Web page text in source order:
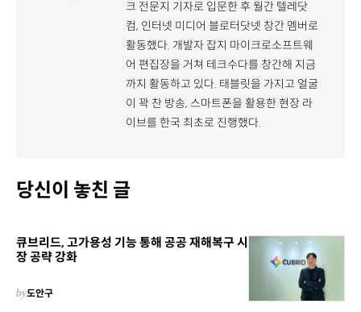
크 전문지 기자로 입문한 후 월간 텔레닷
컴, 인터넷 미디어 블로터닷넷 창간 멤버로
활동했다. 개발자 잡지 마이크로소프트웨
어 편집장을 거쳐 테크수다를 창간해 지금
까지 활동하고 있다. 태블릿을 가지고 얼굴
이 꽉 찬 방송, 스마트폰을 활용한 현장 라
이브를 한국 최초로 진행했다.
당신이 놓친 글
큐브리드, 고가용성 기능 통해 공공 재해복구 시
장 공략 강화
by도안구